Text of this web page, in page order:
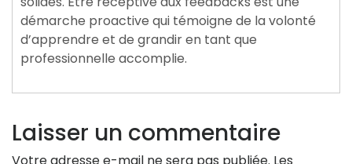
démarche proactive qui témoigne de la volonté
d’apprendre et de grandir en tant que
professionnelle accomplie.
Laisser un commentaire
Votre adresse e-mail ne sera pas publiée. Les